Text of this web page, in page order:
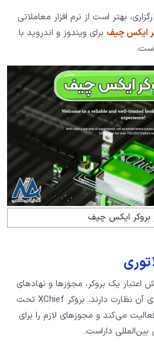
بهتر است از نرم افزار معاملاتی
ایکس چیف برای ویندوز و اندروید با
بروکر ایکس چیف
اعتبار یک بروکر، مجوزها و نهادهای
نظارتی است که بر فعالیت‌های آن نظارت دارند. بروکر XChief تحت
می‌کند و مجوزهای لازم را برای
بین‌المللی داراست.